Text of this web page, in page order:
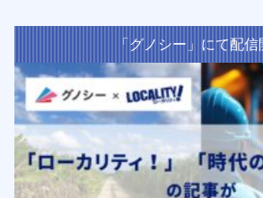
「グノシー」にて配信